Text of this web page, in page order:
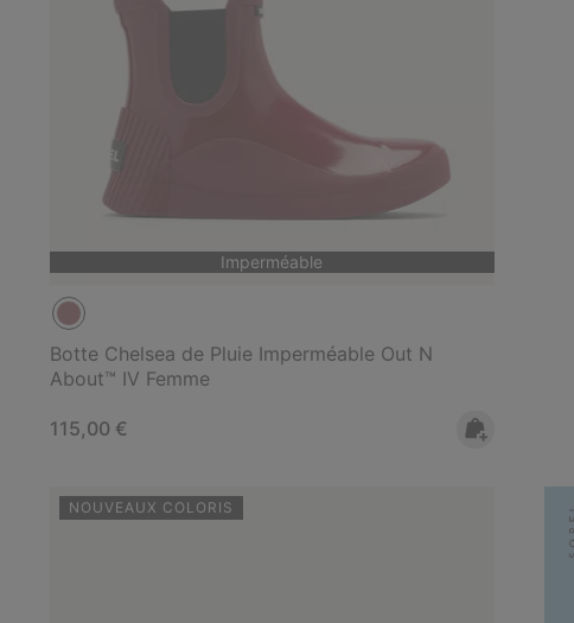
Imperméable
Botte Chelsea de Pluie Imperméable Out N
About™ IV Femme
Regular price:
115,00 €
NOUVEAUX COLORIS